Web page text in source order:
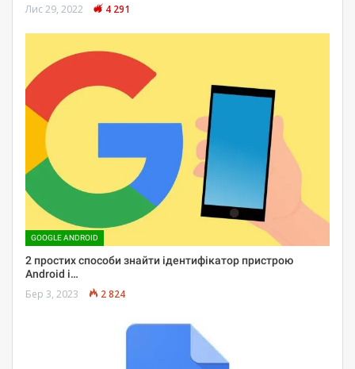
Лис 29, 2022 4 291
GOOGLE ANDROID
2 простих способи знайти ідентифікатор пристрою
Android і…
Бер 3, 2023 2 824